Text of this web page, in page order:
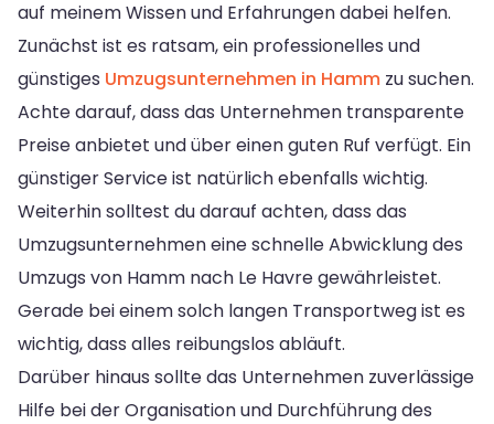
auf meinem Wissen und Erfahrungen dabei helfen.
Zunächst ist es ratsam, ein professionelles und
günstiges Umzugsunternehmen in Hamm zu suchen.
Achte darauf, dass das Unternehmen transparente
Preise anbietet und über einen guten Ruf verfügt. Ein
günstiger Service ist natürlich ebenfalls wichtig.
Weiterhin solltest du darauf achten, dass das
Umzugsunternehmen eine schnelle Abwicklung des
Umzugs von Hamm nach Le Havre gewährleistet.
Gerade bei einem solch langen Transportweg ist es
wichtig, dass alles reibungslos abläuft.
Darüber hinaus sollte das Unternehmen zuverlässige
Hilfe bei der Organisation und Durchführung des